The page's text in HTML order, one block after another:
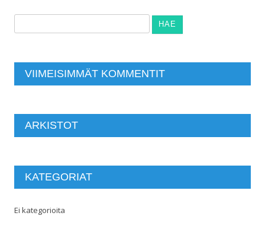
VIIMEISIMMÄT KOMMENTIT
ARKISTOT
KATEGORIAT
Ei kategorioita